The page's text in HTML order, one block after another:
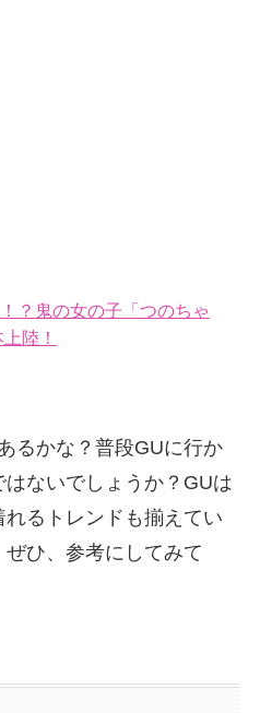
？鬼の女の子「つのちゃ
陸！
るかな？普段GUに行か
ないでしょうか？GUは
るトレンドも揃えてい
ひ、参考にしてみて